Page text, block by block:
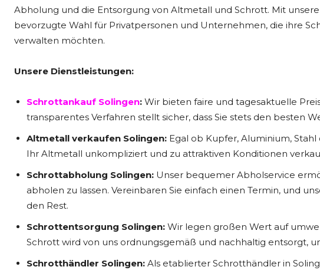
Abholung und die Entsorgung von Altmetall und Schrott. Mit
bevorzugte Wahl für Privatpersonen und Unternehmen, die ihre
verwalten möchten.
Unsere Dienstleistungen:
Schrottankauf Solingen: Wir bieten faire und tagesaktuelle
transparentes Verfahren stellt sicher, dass Sie stets den besten
Altmetall verkaufen Solingen: Egal ob Kupfer, Aluminium,
Ihr Altmetall unkompliziert und zu attraktiven Konditionen
Schrottabholung Solingen: Unser bequemer Abholservice
abholen zu lassen. Vereinbaren Sie einfach einen Termin, und
den Rest.
Schrottentsorgung Solingen: Wir legen großen Wert auf
Schrott wird von uns ordnungsgemäß und nachhaltig entsorgt,
Schrotthändler Solingen: Als etablierter Schrotthändler in